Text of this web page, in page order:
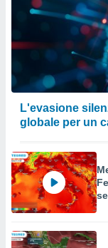
L'evasione
globale per un